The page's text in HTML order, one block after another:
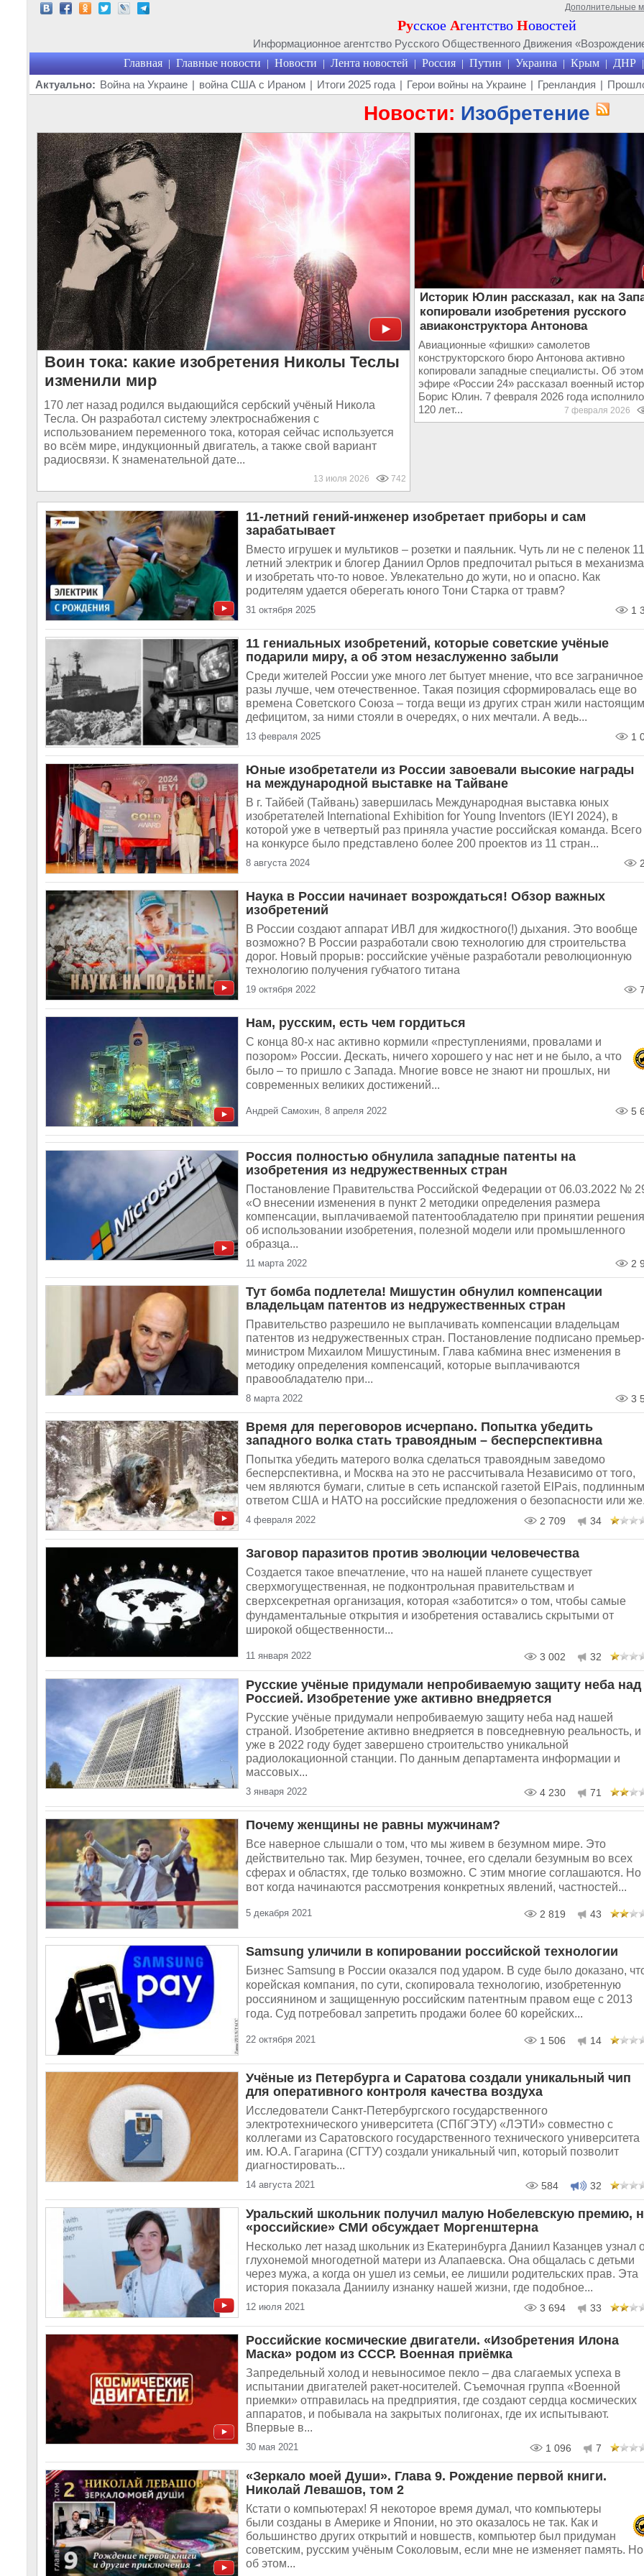
Дополнительные
Русское Агентство Новостей
Информационное агентство Русского Общественного Движения
Главная | Главные новости | Новости | Лента новостей | Россия | Путин | Украина | Крым | ДНР |
Актуально: Война на Украине | война США с Ираном | Итоги 2025 года | Герои войны на Украине | Гренландия |
Новости: Изобретение
Воин тока: какие изобретения Николы Теслы
изменили мир
170 лет назад родился выдающийся сербский учёный Никола
Тесла. Он разработал систему электроснабжения с
использованием переменного тока, которая сейчас используется
во всём мире, индукционный двигатель, а также свой вариант
радиосвязи. К знаменательной дате...
13 июля 2026 742
Историк Юлин рассказал, как на
копировали изобретения русского
авиаконструктора Антонова
Авиационные «фишки» самолетов
конструкторского бюро Антонова активно
копировали западные специалисты. Об
эфире «России 24» рассказал военный
Борис Юлин. 7 февраля 2026 года
120 лет...
7 февраля 2026
11-летний гений-инженер изобретает приборы и сам
зарабатывает
Вместо игрушек и мультиков – розетки и паяльник. Чуть ли не с пеленок
летний электрик и блогер Даниил Орлов предпочитал рыться в
и изобретать что-то новое. Увлекательно до жути, но и опасно. Как
родителям удается оберегать юного Тони Старка от травм?
31 октября 2025 1
11 гениальных изобретений, которые советские учёные
подарили миру, а об этом незаслуженно забыли
Среди жителей России уже много лет бытует мнение, что все
разы лучше, чем отечественное. Такая позиция сформировалась еще во
времена Советского Союза – тогда вещи из других стран жили настоящим
дефицитом, за ними стояли в очередях, о них мечтали. А ведь...
13 февраля 2025 1
Юные изобретатели из России завоевали высокие награды
на международной выставке на Тайване
В г. Тайбей (Тайвань) завершилась Международная выставка юных
изобретателей International Exhibition for Young Inventors (IEYI 2024), в
которой уже в четвертый раз приняла участие российская команда. Всего
на конкурсе было представлено более 200 проектов из 11 стран...
8 августа 2024
Наука в России начинает возрождаться! Обзор важных
изобретений
В России создают аппарат ИВЛ для жидкостного(!) дыхания. Это вообще
возможно? В России разработали свою технологию для строительства
дорог. Новый прорыв: российские учёные разработали революционную
технологию получения губчатого титана
19 октября 2022
Нам, русским, есть чем гордиться
С конца 80-х нас активно кормили «преступлениями, провалами и
позором» России. Дескать, ничего хорошего у нас нет и не было, а что
было – то пришло с Запада. Многие вовсе не знают ни прошлых, ни
современных великих достижений...
Андрей Самохин, 8 апреля 2022 5
Россия полностью обнулила западные патенты на
изобретения из недружественных стран
Постановление Правительства Российской Федерации от 06.03.2022 №
«О внесении изменения в пункт 2 методики определения размера
компенсации, выплачиваемой патентообладателю при принятии решения
об использовании изобретения, полезной модели или промышленного
образца...
11 марта 2022 2
Тут бомба подлетела! Мишустин обнулил компенсации
владельцам патентов из недружественных стран
Правительство разрешило не выплачивать компенсации владельцам
патентов из недружественных стран. Постановление подписано премьер-
министром Михаилом Мишустиным. Глава кабмина внес изменения в
методику определения компенсаций, которые выплачиваются
правообладателю при...
8 марта 2022 3
Время для переговоров исчерпано. Попытка убедить
западного волка стать травоядным – бесперспективна
Попытка убедить матерого волка сделаться травоядным заведомо
бесперспективна, и Москва на это не рассчитывала Независимо от того,
чем являются бумаги, слитые в сеть испанской газетой ElPais, подлинным
ответом США и НАТО на российские предложения о безопасности или
4 февраля 2022 2 709 34
Заговор паразитов против эволюции человечества
Создается такое впечатление, что на нашей планете существует
сверхмогущественная, не подконтрольная правительствам и
сверхсекретная организация, которая «заботится» о том, чтобы самые
фундаментальные открытия и изобретения оставались скрытыми от
широкой общественности...
11 января 2022 3 002 32
Русские учёные придумали непробиваемую защиту неба над
Россией. Изобретение уже активно внедряется
Русские учёные придумали непробиваемую защиту неба над нашей
страной. Изобретение активно внедряется в повседневную реальность, и
уже в 2022 году будет завершено строительство уникальной
радиолокационной станции. По данным департамента информации и
массовых...
3 января 2022 4 230 71
Почему женщины не равны мужчинам?
Все наверное слышали о том, что мы живем в безумном мире. Это
действительно так. Мир безумен, точнее, его сделали безумным во всех
сферах и областях, где только возможно. С этим многие соглашаются. Но
вот когда начинаются рассмотрения конкретных явлений, частностей...
5 декабря 2021 2 819 43
Samsung уличили в копировании российской технологии
Бизнес Samsung в России оказался под ударом. В суде было доказано,
корейская компания, по сути, скопировала технологию, изобретенную
россиянином и защищенную российским патентным правом еще с 2013
года. Суд потребовал запретить продажи более 60 корейских...
22 октября 2021 1 506 14
Учёные из Петербурга и Саратова создали уникальный чип
для оперативного контроля качества воздуха
Исследователи Санкт-Петербургского государственного
электротехнического университета (СПбГЭТУ) «ЛЭТИ» совместно с
коллегами из Саратовского государственного технического университета
им. Ю.А. Гагарина (СГТУ) создали уникальный чип, который позволит
диагностировать...
14 августа 2021 584 32
Уральский школьник получил малую Нобелевскую премию,
«российские» СМИ обсуждает Моргенштерна
Несколько лет назад школьник из Екатеринбурга Даниил Казанцев узнал
глухонемой многодетной матери из Алапаевска. Она общалась с детьми
через мужа, а когда он ушел из семьи, ее лишили родительских прав. Эта
история показала Даниилу изнанку нашей жизни, где подобное...
12 июля 2021 3 694 33
Российские космические двигатели. «Изобретения Илона
Маска» родом из СССР. Военная приёмка
Запредельный холод и невыносимое пекло – два слагаемых успеха в
испытании двигателей ракет-носителей. Съемочная группа «Военной
приемки» отправилась на предприятия, где создают сердца космических
аппаратов, и побывала на закрытых полигонах, где их испытывают.
Впервые в...
30 мая 2021 1 096 7
«Зеркало моей Души». Глава 9. Рождение первой книги.
Николай Левашов, том 2
Кстати о компьютерах! Я некоторое время думал, что компьютеры
были созданы в Америке и Японии, но это оказалось не так. Как и
большинство других открытий и новшеств, компьютер был придуман
советским, русским учёным Соколовым, если мне не изменяет память. Но
об этом...